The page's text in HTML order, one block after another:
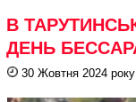
В
ДЕНЬ
30 Жовтня 2024 року